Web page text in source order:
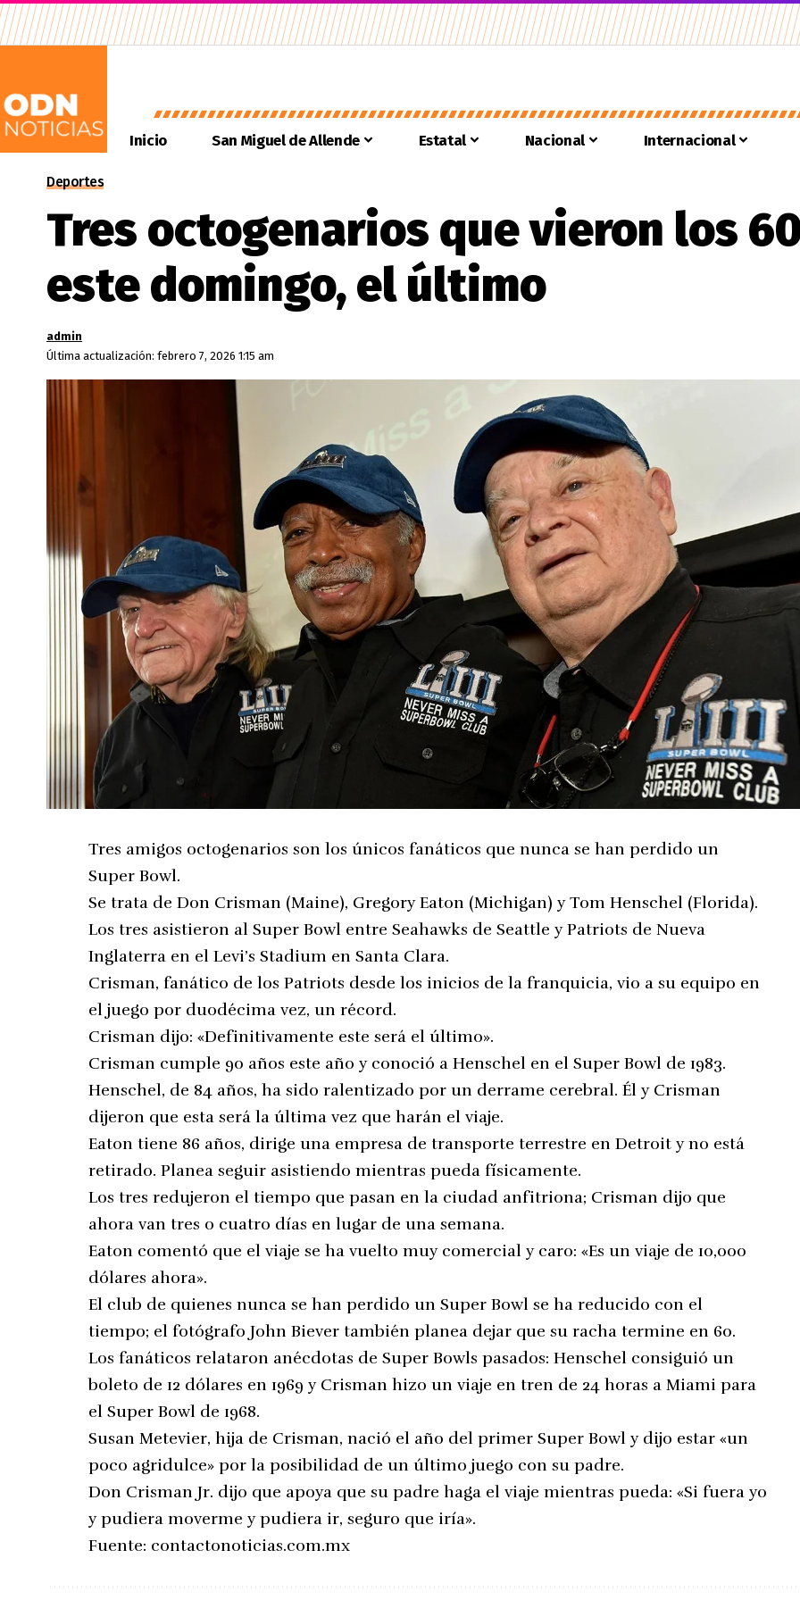
Inicio San Miguel de Allende Estatal Nacional Internacional
Deportes
Tres octogenarios que vieron los
este domingo, el último
Última actualización: febrero 7, 2026 1:15 am
admin
Tres amigos octogenarios son los únicos fanáticos que nunca se han perdido un
Super Bowl.
Se trata de Don Crisman (Maine), Gregory Eaton (Michigan) y Tom Henschel (Florida).
Los tres asistieron al Super Bowl entre Seahawks de Seattle y Patriots de Nueva
Inglaterra en el Levi’s Stadium en Santa Clara.
Crisman, fanático de los Patriots desde los inicios de la franquicia, vio a su equipo en
el juego por duodécima vez, un récord.
Crisman dijo: «Definitivamente este será el último».
Crisman cumple 90 años este año y conoció a Henschel en el Super Bowl de 1983.
Henschel, de 84 años, ha sido ralentizado por un derrame cerebral. Él y Crisman
dijeron que esta será la última vez que harán el viaje.
Eaton tiene 86 años, dirige una empresa de transporte terrestre en Detroit y no está
retirado. Planea seguir asistiendo mientras pueda físicamente.
Los tres redujeron el tiempo que pasan en la ciudad anfitriona; Crisman dijo que
ahora van tres o cuatro días en lugar de una semana.
Eaton comentó que el viaje se ha vuelto muy comercial y caro: «Es un viaje de 10,000
dólares ahora».
El club de quienes nunca se han perdido un Super Bowl se ha reducido con el
tiempo; el fotógrafo John Biever también planea dejar que su racha termine en 60.
Los fanáticos relataron anécdotas de Super Bowls pasados: Henschel consiguió un
boleto de 12 dólares en 1969 y Crisman hizo un viaje en tren de 24 horas a Miami para
el Super Bowl de 1968.
Susan Metevier, hija de Crisman, nació el año del primer Super Bowl y dijo estar «un
poco agridulce» por la posibilidad de un último juego con su padre.
Don Crisman Jr. dijo que apoya que su padre haga el viaje mientras pueda: «Si fuera yo
y pudiera moverme y pudiera ir, seguro que iría».
Fuente: contactonoticias.com.mx